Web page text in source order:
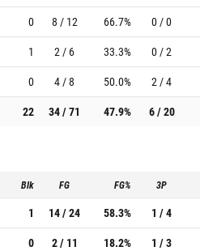
0 8 / 12 66.7% 0 / 0
1 2 / 6 33.3% 0 / 2
0 4 / 8 50.0% 2 / 4
22 34 / 71 47.9% 6 / 20
Blk FG FG% 3P
1 14 / 24 58.3% 1 / 4
0 2 / 11 18.2% 1 / 3